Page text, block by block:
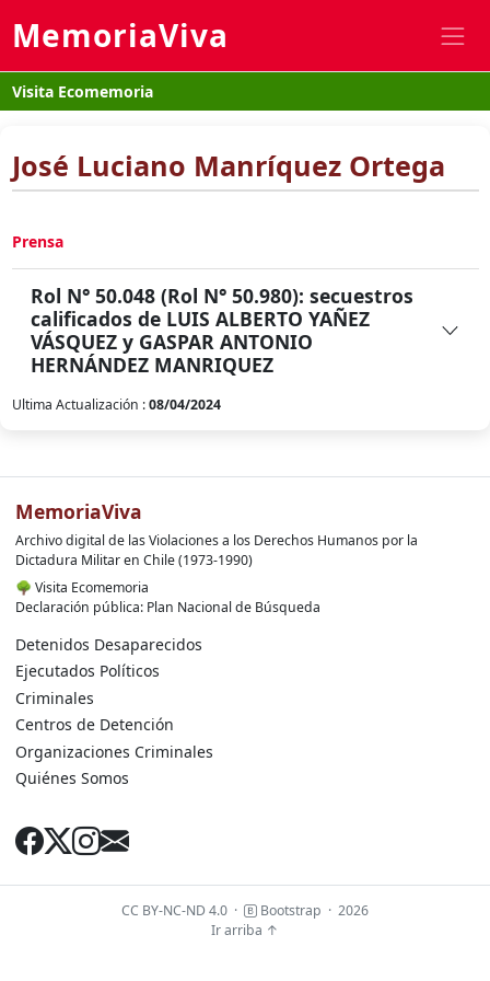
MemoriaViva
Visita Ecomemoria
José Luciano Manríquez Ortega
Prensa
Rol N° 50.048 (Rol N° 50.980): secuestros
calificados de LUIS ALBERTO YAÑEZ
VÁSQUEZ y GASPAR ANTONIO
HERNÁNDEZ MANRIQUEZ
Ultima Actualización :08/04/2024
MemoriaViva
Archivo digital de las Violaciones a los Derechos Humanos por la
Dictadura Militar en Chile (1973-1990)
🌳 Visita Ecomemoria
Declaración pública: Plan Nacional de Búsqueda
Detenidos Desaparecidos
Ejecutados Políticos
Criminales
Centros de Detención
Organizaciones Criminales
Quiénes Somos
CC BY-NC-ND 4.0 · Bootstrap · 2026
Ir arriba ↑